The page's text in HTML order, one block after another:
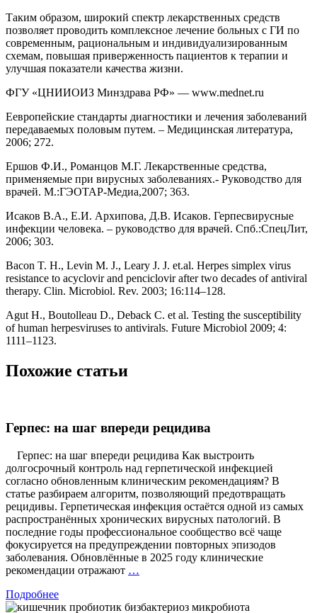
Таким образом, широкий спектр лекарственных средств
позволяет проводить комплексное лечение больных с ГИ по
современным, рациональным и индивидуализированным
схемам, повышая приверженность пациентов к терапии и
улучшая показатели качества жизни.
ФГУ «ЦНИИОИЗ Минздрава РФ» — www.mednet.ru
Еевропейские стандарты диагностики и лечения заболеваний
передаваемых половым путем. – Медицинская литература,
2006; 272.
Ершов Ф.И., Романцов М.Г. Лекарственные средства,
применяемые при вирусных заболеваниях.- Руководство для
врачей. М.:ГЭОТАР-Медиа,2007; 363.
Исаков В.А., Е.И. Архипова, Д.В. Исаков. Герпесвирусные
инфекции человека. – руководство для врачей. Спб.:СпецЛит,
2006; 303.
Bacon T. H., Levin M. J., Leary J. J. et.al. Herpes simplex virus
resistance to acyclovir and penciclovir after two decades of antiviral
therapy. Clin. Microbiol. Rev. 2003; 16:114–128.
Agut H., Boutolleau D., Deback C. et al. Testing the susceptibility
of human herpesviruses to antivirals. Future Microbiol 2009; 4:
1111–1123.
Похожие статьи
Герпес: на шаг впереди рецидива
Герпес: на шаг впереди рецидива Как выстроить
долгосрочный контроль над герпетической инфекцией
согласно обновленным клиническим рекомендациям? В
статье разбираем алгоритм, позволяющий предотвращать
рецидивы. Герпетическая инфекция остаётся одной из самых
распространённых хронических вирусных патологий. В
последние годы профессиональное сообщество всё чаще
фокусируется на предупреждении повторных эпизодов
заболевания. Обновлённые в 2025 году клинические
рекомендации отражают …
впереди
Подробнее